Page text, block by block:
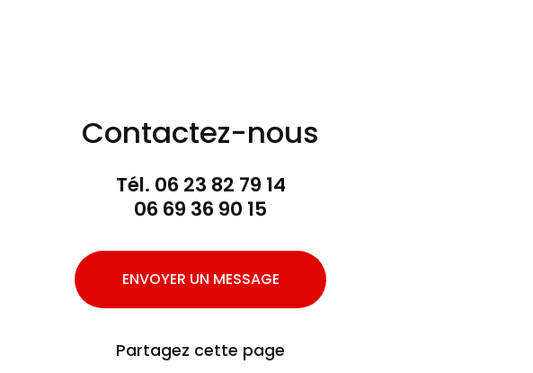
Contactez-nous
Tél. 06 23 82 79 14
06 69 36 90 15
ENVOYER UN MESSAGE
Partagez cette page